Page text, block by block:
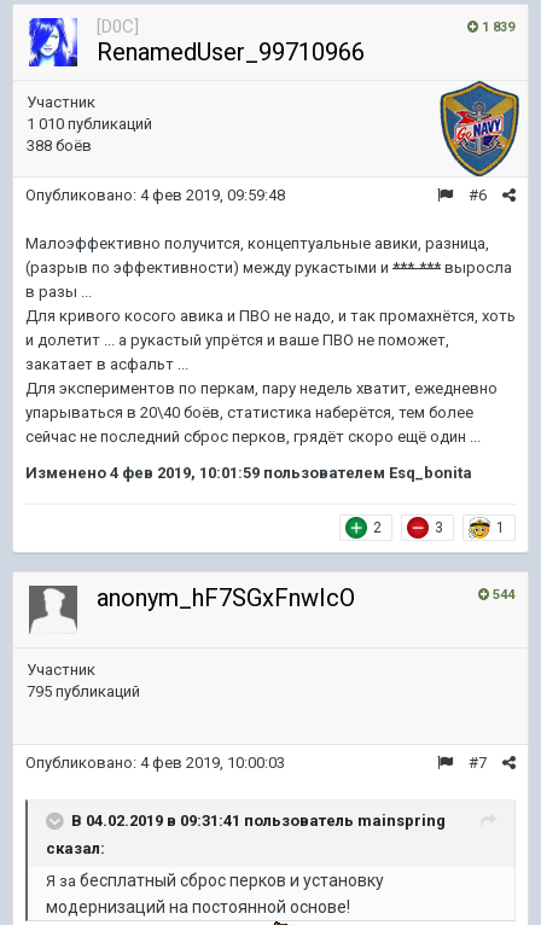
1 839
[D0C]
RenamedUser_99710966
Участник
1 010 публикаций
388 боёв
#6
Опубликовано: 4 фев 2019, 09:59:48
Малоэффективно получится, концептуальные авики, разница,
(разрыв по эффективности) между рукастыми и ***-*** выросла
в разы ...
Для кривого косого авика и ПВО не надо, и так промахнётся, хоть
и долетит ... а рукастый упрётся и ваше ПВО не поможет,
закатает в асфальт ...
Для экспериментов по перкам, пару недель хватит, ежедневно
упарываться в 20\40 боёв, статистика наберётся, тем более
сейчас не последний сброс перков, грядёт скоро ещё один ...
Изменено 4 фев 2019, 10:01:59 пользователем Esq_bonita
2 3 1
544
anonym_hF7SGxFnwIcO
Участник
795 публикаций
#7
Опубликовано: 4 фев 2019, 10:00:03
В 04.02.2019 в 09:31:41 пользователь mainspring
сказал:
Я за бесплатный сброс перков и установку
модернизаций на постоянной основе!